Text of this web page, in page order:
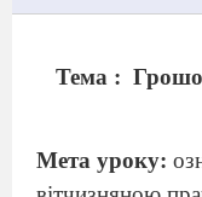
Тема :
Мета уроку: